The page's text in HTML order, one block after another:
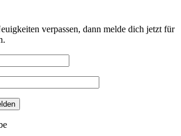
verpassen, dann melde dich jetzt für